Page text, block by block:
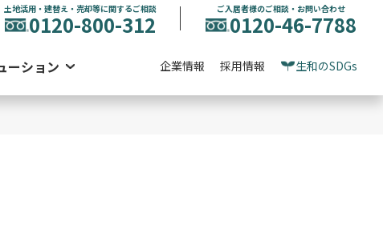
土地活用・建替え・売却等に関するご相談
0120-800-312
ご入居者様のご相談・お問い合わせ
0120-46-7788
ーション 企業情報 採用情報 生和のSDGs